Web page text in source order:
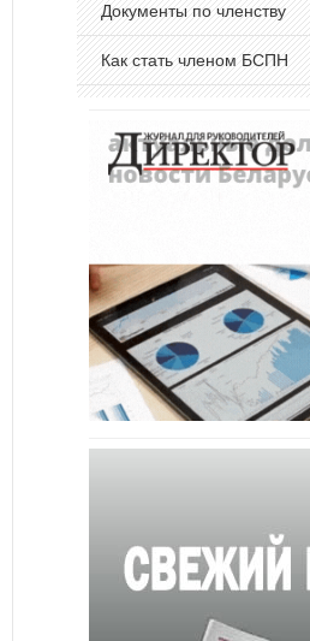
Документы по членству
Как стать членом БСПН